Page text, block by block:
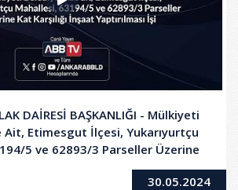
DAİRESİ BAŞKANLIĞI - Mülkiyeti
Ait, Etimesgut İlçesi, Yukarıyurtçu
5 ve 62893/3 Parseller Üzerine
İnşaat Yaptırılması İşi
30.05.2024